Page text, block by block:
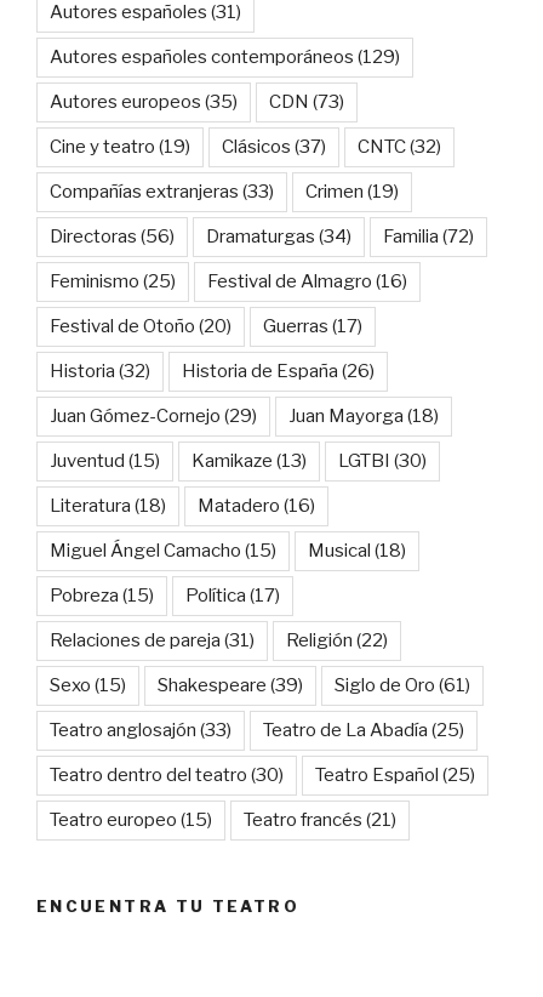
Autores españoles (31)
Autores españoles contemporáneos (129)
Autores europeos (35) CDN (73)
Cine y teatro (19) Clásicos (37) CNTC(32)
Compañías extranjeras (33) Crimen (19)
Directoras (56) Dramaturgas (34) Familia (72)
Feminismo (25) Festival de Almagro (16)
Festival de Otoño (20) Guerras (17)
Historia (32) Historia de España (26)
Juan Gómez-Cornejo (29) Juan Mayorga (18)
Juventud (15) Kamikaze (13) LGTBI (30)
Literatura (18) Matadero (16)
Miguel Ángel Camacho (15) Musical (18)
Pobreza (15) Política (17)
Relaciones de pareja (31) Religión (22)
Sexo (15) Shakespeare (39) Siglo de Oro (61)
Teatro anglosajón (33) Teatro de La Abadía (25)
Teatro dentro del teatro (30) Teatro Español (25)
Teatro europeo (15) Teatro francés (21)
ENCUENTRA TU TEATRO